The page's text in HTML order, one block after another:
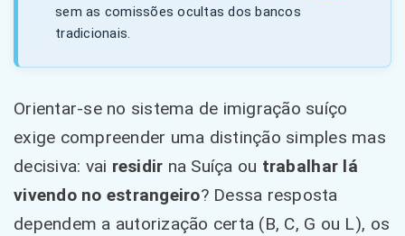
sem as comissões ocultas dos bancos
tradicionais.
Orientar-se no sistema de imigração suíço
exige compreender uma distinção simples mas
decisiva: vai residir na Suíça ou trabalhar lá
vivendo no estrangeiro? Dessa resposta
dependem a autorização certa (B, C, G ou L), os